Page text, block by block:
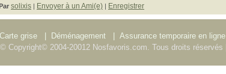
solixis | Envoyer à un Ami(e) | Enregistrer
Carte grise Déménagement Assurance temporaire en ligne
© Copyright© 2004-20012 Nosfavoris.com. Tous droits réservés |